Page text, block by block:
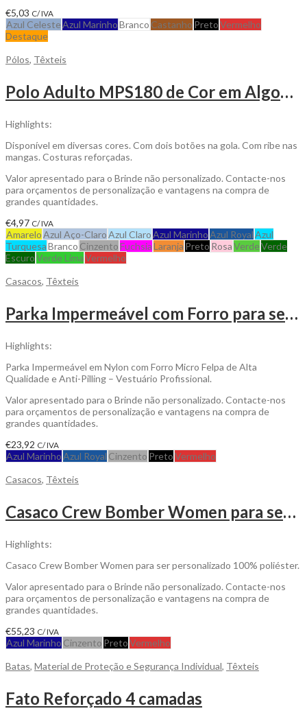
€5,03 C/ IVA
Azul CelesteAzul MarinhoBranco Castanho PretoVermelho
Destaque
Pólos, Têxteis
Polo Adulto MPS180 de Cor em Algodão Piqué para Personalizar
Highlights:
Disponível em diversas cores. Com dois botões na gola. Com ribe nas
mangas. Costuras reforçadas.
Valor apresentado para o Brinde não personalizado. Contacte-nos
para orçamentos de personalização e vantagens na compra de
grandes quantidades.
€4,97 C/ IVA
AmareloAzul Aço-ClaroAzul ClaroAzul MarinhoAzul RoyalAzul
TurquesaBranco CinzentoFuchsiaLaranja Preto RosaVerdeVerde
EscuroVerde LimaVermelho
Casacos, Têxteis
Parka Impermeável com Forro para ser personalizada
Highlights:
Parka Impermeável em Nylon com Forro Micro Felpa de Alta
Qualidade e Anti-Pilling – Vestuário Profissional.
Valor apresentado para o Brinde não personalizado. Contacte-nos
para orçamentos de personalização e vantagens na compra de
grandes quantidades.
€23,92 C/ IVA
Azul MarinhoAzul Royal Cinzento PretoVermelho
Casacos, Têxteis
Casaco Crew Bomber Women para ser Personalizado
Highlights:
Casaco Crew Bomber Women para ser personalizado 100% poliéster.
Valor apresentado para o Brinde não personalizado. Contacte-nos
para orçamentos de personalização e vantagens na compra de
grandes quantidades.
€55,23 C/ IVA
Azul Marinho Cinzento PretoVermelho
Batas, Material de Proteção e Segurança Individual, Têxteis
Fato Reforçado 4 camadas